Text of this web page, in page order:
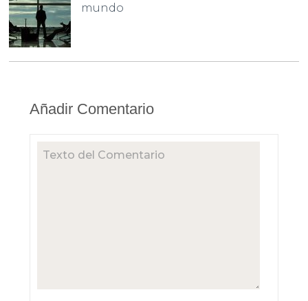
mundo
Añadir Comentario